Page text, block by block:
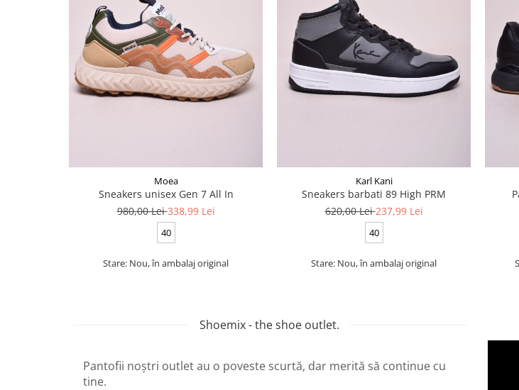
Moea
Sneakers unisex Gen 7 All In
980,00 Lei338,99 Lei
40
Stare: Nou, în ambalaj original
Karl Kani
Sneakers barbati 89 High PRM
620,00 Lei237,99 Lei
40
Stare: Nou, în ambalaj original
Shoemix - the shoe outlet.
Pantofii noștri outlet au o poveste scurtă, dar merită să continue cu
tine.